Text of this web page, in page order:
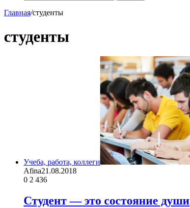
Главная/студенты
студенты
Учеба, работа, коллеги
Afina21.08.2018
0 2 436
Студент — это состояние души